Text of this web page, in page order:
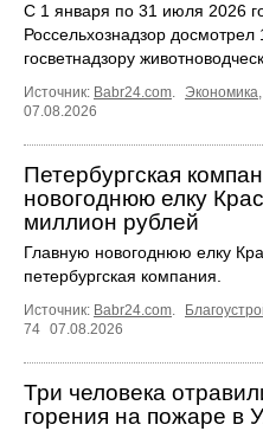
С 1 января по 31 июля 2026
Россельхознадзор
госветнадзору
Источник: Babr24.com. Экономика,
07.08.2026
Петербургская
новогоднюю елку
миллион рублей
Главную новогоднюю елку
петербургская компания.
Источник: Babr24.com.
74 07.08.2026
Три человека
горения на пожаре в